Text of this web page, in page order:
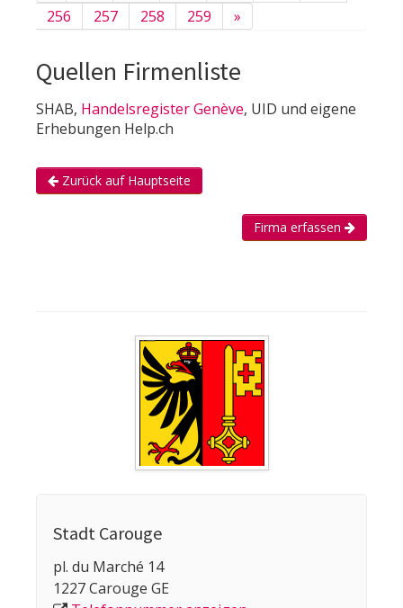
256
257 258 259 »
Quellen Firmenliste
SHAB, Handelsregister Genève, UID und eigene
Erhebungen Help.ch
Zurück auf Hauptseite
Firma erfassen
Stadt Carouge
pl. du Marché 14
1227 Carouge GE